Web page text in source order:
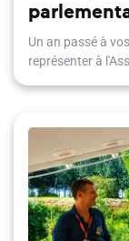
Un an passé à
représenter à